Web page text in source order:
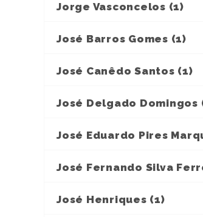
Jorge Vasconcelos (1)
José Barros Gomes (1)
José Canêdo Santos (1)
José Delgado Domingos
José Eduardo Pires
José Fernando Silva
José Henriques (1)